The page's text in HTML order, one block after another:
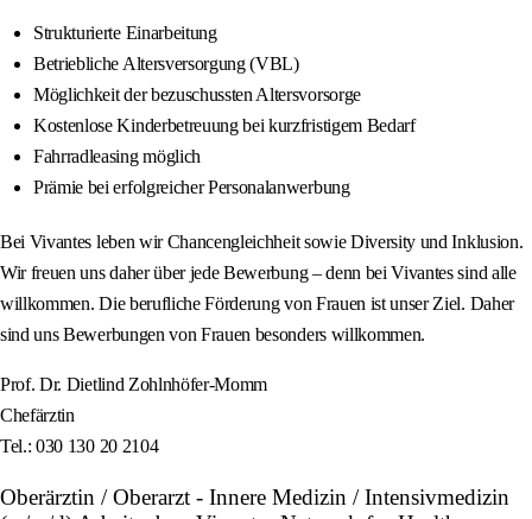
Strukturierte Einarbeitung
Betriebliche Altersversorgung (VBL)
Möglichkeit der bezuschussten Altersvorsorge
Kostenlose Kinderbetreuung bei kurzfristigem Bedarf
Fahrradleasing möglich
Prämie bei erfolgreicher Personalanwerbung
Bei Vivantes leben wir Chancengleichheit sowie Diversity und Inklusion.
Wir freuen uns daher über jede Bewerbung – denn bei Vivantes sind alle
willkommen. Die berufliche Förderung von Frauen ist unser Ziel. Daher
sind uns Bewerbungen von Frauen besonders willkommen.
Prof. Dr. Dietlind Zohlnhöfer-Momm
Chefärztin
Tel.: 030 130 20 2104
Oberärztin / Oberarzt - Innere Medizin / Intensivmedizin